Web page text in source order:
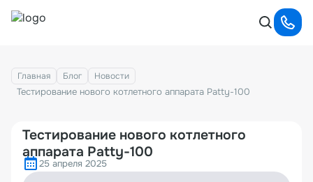
Главная Блог Новости
Тестирование нового котлетного аппарата Patty-100
Тестирование нового котлетного
аппарата Patty-100
25 апреля 2025